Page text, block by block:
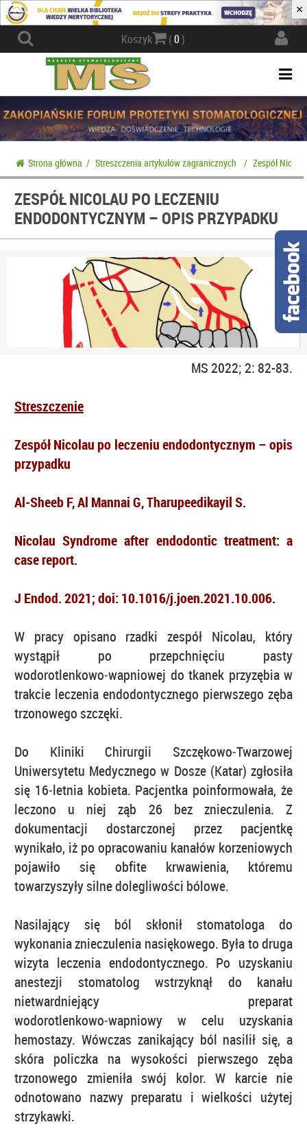
×
Koszyk (0)
Strona główna / Streszczenia artykułów zagranicznych / Zespół
ZESPÓŁ NICOLAU PO LECZENIU
ENDODONTYCZNYM – OPIS PRZYPADKU
MS 2022; 2: 82-83.
Streszczenie
Zespół Nicolau po leczeniu endodontycznym – opis
przypadku
Al‑Sheeb F, Al Mannai G, Tharupeedikayil S.
Nicolau Syndrome after endodontic treatment: a
case report.
J Endod. 2021; doi: 10.1016/j.joen.2021.10.006.
W pracy opisano rzadki zespół Nicolau, który
wystąpił po przepchnięciu pasty
wodorotlenkowo‑wapniowej do tkanek przyzębia w
trakcie leczenia endodontycznego pierwszego zęba
trzonowego szczęki.
Do Kliniki Chirurgii Szczękowo‑Twarzowej
Uniwersytetu Medycznego w Dosze (Katar) zgłosiła
się 16‑letnia kobieta. Pacjentka poinformowała, że
leczono u niej ząb 26 bez znieczulenia. Z
dokumentacji dostarczonej przez pacjentkę
wynikało, iż po opracowaniu kanałów korzeniowych
pojawiło się obfite krwawienia, któremu
towarzyszyły silne dolegliwości bólowe.
Nasilający się ból skłonił stomatologa do
wykonania znieczulenia nasiękowego. Była to druga
wizyta leczenia endodontycznego. Po uzyskaniu
anestezji stomatolog wstrzyknął do kanału
nietwardniejący preparat
wodorotlenkowo‑wapniowy w celu uzyskania
hemostazy. Wówczas zanikający ból nasilił się, a
skóra policzka na wysokości pierwszego zęba
trzonowego zmieniła swój kolor. W karcie nie
odnotowano nazwy preparatu i wielkości użytej
strzykawki.